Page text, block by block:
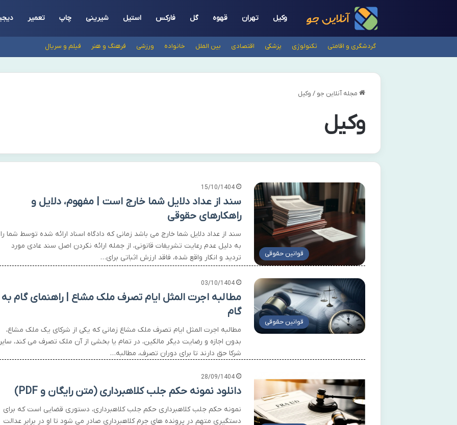
وکیل تهران قهوه گل فارکس استیل شیرینی چاپ تعمیر
گردشگری و اقامتی تکنولوژی پزشکی اقتصادی بین الملل خانواده ورزشی فرهنگ و هنر فیلم و سریال
مجله آنلاین جو / وکیل
وکیل
قوانین حقوقی
15/10/1404
سند از عداد دلایل شما خارج است | مفهوم، دلایل و
راهکارهای حقوقی
سند از عداد دلایل شما خارج می باشد زمانی که دادگاه اسناد ارائه شده توسط شما را
به دلیل عدم رعایت تشریفات قانونی، از جمله ارائه نکردن اصل سند عادی مورد
تردید و انکار واقع شده، فاقد ارزش اثباتی برای…
قوانین حقوقی
03/10/1404
مطالبه اجرت المثل ایام تصرف ملک مشاع | راهنمای گام به
گام
مطالبه اجرت المثل ایام تصرف ملک مشاع زمانی که یکی از شرکای یک ملک مشاع،
بدون اجازه و رضایت دیگر مالکین، در تمام یا بخشی از آن ملک تصرف می کند،
شرکا حق دارند تا برای دوران تصرف، مطالبه…
28/09/1404
دانلود نمونه حکم جلب کلاهبرداری (متن رایگان و PDF)
نمونه حکم جلب کلاهبرداری حکم جلب کلاهبرداری، دستوری قضایی است که برای
دستگیری متهم در پرونده های جرم کلاهبرداری صادر می شود تا او در برابر عدالت